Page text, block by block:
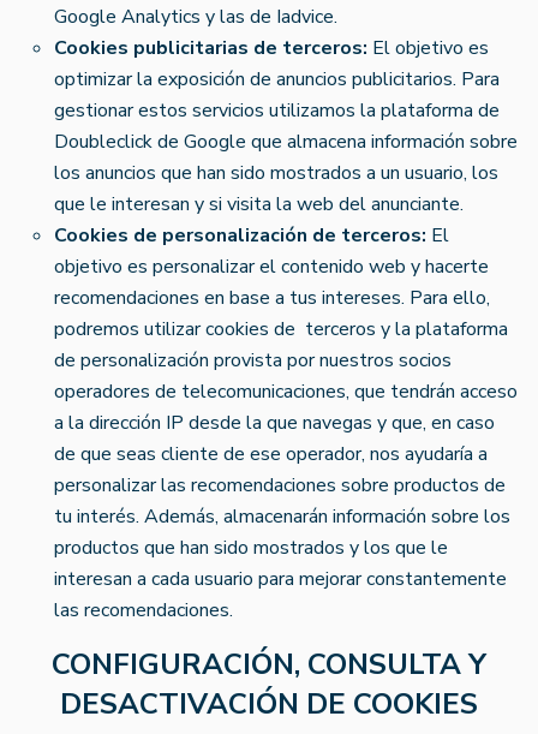
Google Analytics y las de Iadvice.
Cookies publicitarias de terceros: El objetivo es
optimizar la exposición de anuncios publicitarios. Para
gestionar estos servicios utilizamos la plataforma de
Doubleclick de Google que almacena información sobre
los anuncios que han sido mostrados a un usuario, los
que le interesan y si visita la web del anunciante.
Cookies de personalización de terceros: El
objetivo es personalizar el contenido web y hacerte
recomendaciones en base a tus intereses. Para ello,
podremos utilizar cookies de terceros y la plataforma
de personalización provista por nuestros socios
operadores de telecomunicaciones, que tendrán acceso
a la dirección IP desde la que navegas y que, en caso
de que seas cliente de ese operador, nos ayudaría a
personalizar las recomendaciones sobre productos de
tu interés. Además, almacenarán información sobre los
productos que han sido mostrados y los que le
interesan a cada usuario para mejorar constantemente
las recomendaciones.
CONFIGURACIÓN, CONSULTA Y
DESACTIVACIÓN DE COOKIES